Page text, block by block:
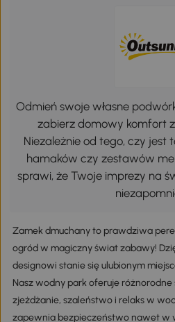
Odmień swoje własne
zabierz domowy komfort
Niezależnie od tego, czy jest
hamaków czy zestawów
sprawi, że Twoje imprezy na
Zamek dmuchany to prawdziwa
ogród w magiczny świat zabawy!
designowi stanie się ulubionym
Nasz wodny park oferuje
zjeżdżanie, szaleństwo i relaks w
zapewnia bezpieczeństwo nawet w